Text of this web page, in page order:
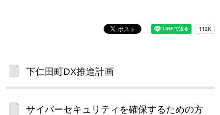
下仁田町DX推進計画
サイバーセキュリティを確保するための方